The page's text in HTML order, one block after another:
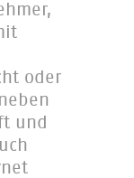
oder
und